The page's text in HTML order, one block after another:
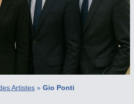
Artistes» Gio Ponti